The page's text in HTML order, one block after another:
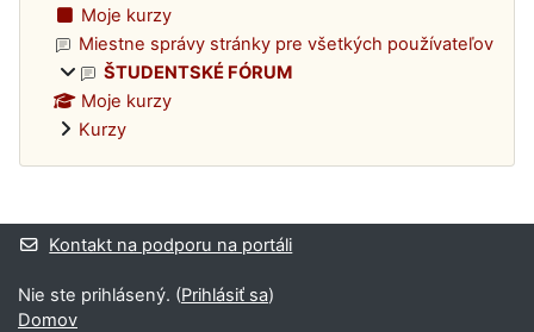
Moje kurzy
Miestne správy stránky pre všetkých používateľov
ŠTUDENTSKÉ FÓRUM
Moje kurzy
Kurzy
Dodatočné bloky
Kontakt na podporu na portáli
Nie ste prihlásený. (Prihlásiť sa)
Domov